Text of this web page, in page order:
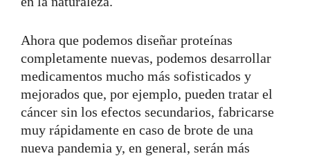
Ahora que podemos diseñar proteínas
completamente nuevas, podemos desarrollar
medicamentos mucho más sofisticados y
mejorados que, por ejemplo, pueden tratar el
cáncer sin los efectos secundarios, fabricarse
muy rápidamente en caso de brote de una
nueva pandemia y, en general, serán más